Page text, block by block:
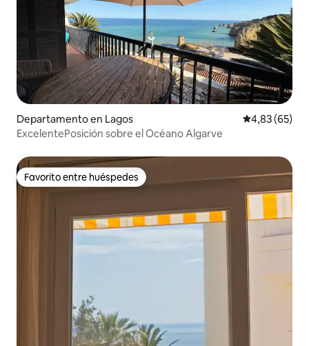
Departamento en Lagos Calificación
4,83 (65)
ExcelentePosición sobre el Océano Algarve
Favorito entre huéspedes
Favorito entre huéspedes